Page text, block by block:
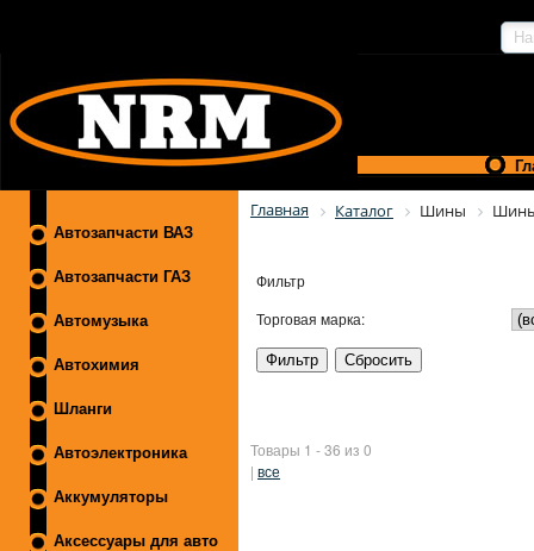
Автозапчасти ВАЗ
Автозапчасти ГАЗ
Автомузыка
Автохимия
Шланги
Автоэлектроника
Аккумуляторы
Аксессуары для авто
Главная Каталог Шины
Фильтр
Торговая марка:
Товары 1 - 36 из 0
| все